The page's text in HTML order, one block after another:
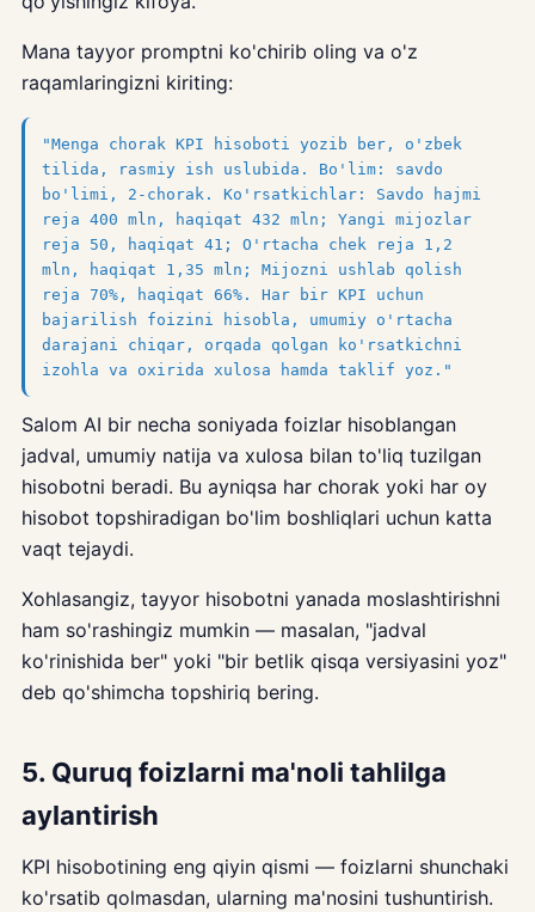
Mana tayyor promptni ko'chirib oling va o'z
raqamlaringizni kiriting:
"Menga chorak KPI hisoboti yozib ber, o'zbek
tilida, rasmiy ish uslubida. Bo'lim: savdo
bo'limi, 2-chorak. Ko'rsatkichlar: Savdo hajmi
reja 400 mln, haqiqat 432 mln; Yangi mijozlar
reja 50, haqiqat 41; O'rtacha chek reja 1,2
mln, haqiqat 1,35 mln; Mijozni ushlab qolish
reja 70%, haqiqat 66%. Har bir KPI uchun
bajarilish foizini hisobla, umumiy o'rtacha
darajani chiqar, orqada qolgan ko'rsatkichni
izohla va oxirida xulosa hamda taklif yoz."
Salom AI bir necha soniyada foizlar hisoblangan
jadval, umumiy natija va xulosa bilan to'liq tuzilgan
hisobotni beradi. Bu ayniqsa har chorak yoki har oy
hisobot topshiradigan bo'lim boshliqlari uchun katta
vaqt tejaydi.
Xohlasangiz, tayyor hisobotni yanada moslashtirishni
ham so'rashingiz mumkin — masalan, "jadval
ko'rinishida ber" yoki "bir betlik qisqa versiyasini yoz"
deb qo'shimcha topshiriq bering.
5. Quruq foizlarni ma'noli tahlilga
aylantirish
KPI hisobotining eng qiyin qismi — foizlarni shunchaki
ko'rsatib qolmasdan, ularning ma'nosini tushuntirish.